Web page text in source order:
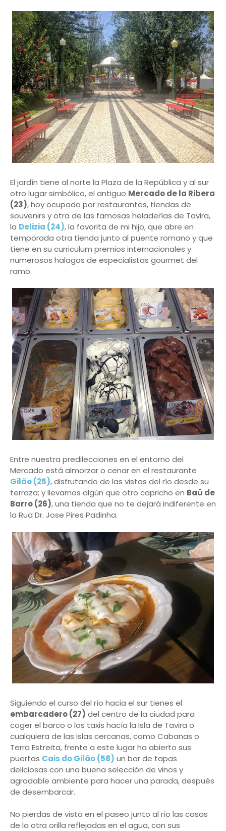
El jardín tiene al norte la Plaza de la República y al sur
otro lugar simbólico, el antiguo Mercado de la Ribera
(23), hoy ocupado por restaurantes, tiendas de
souvenirs y otra de las famosas heladerías de Tavira,
la Delizia (24), la favorita de mi hijo, que abre en
temporada otra tienda junto al puente romano y que
tiene en su curriculum premios internacionales y
numerosos halagos de especialistas gourmet del
ramo.
Entre nuestra predilecciones en el entorno del
Mercado está almorzar o cenar en el restaurante
Gilão (25), disfrutando de las vistas del río desde su
terraza; y llevarnos algún que otro capricho en Baú de
Barro (26), una tienda que no te dejará indiferente en
la Rua Dr. Jose Pires Padinha.
Siguiendo el curso del río hacia el sur tienes el
embarcadero (27) del centro de la ciudad para
coger el barco o los taxis hacía la Isla de Tavira o
cualquiera de las islas cercanas, como Cabanas o
Terra Estreita, frente a este lugar ha abierto sus
puertas Cais do Gilão (58) un bar de tapas
deliciosas con una buena selección de vinos y
agradable ambiente para hacer una parada, después
de desembarcar.
No pierdas de vista en el paseo junto al río las casas
de la otra orilla reflejadas en el agua, con sus